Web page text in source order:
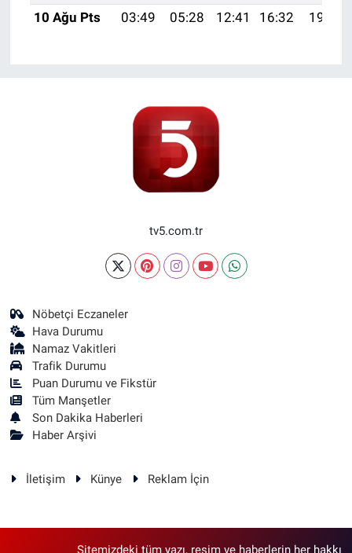
10 Ağu Pts
03:49 05:28 12:41 16:32 19:43
tv5.com.tr
Nöbetçi Eczaneler
Hava Durumu
Namaz Vakitleri
Trafik Durumu
Puan Durumu ve Fikstür
Tüm Manşetler
Son Dakika Haberleri
Haber Arşivi
İletişim Künye Reklam İçin
Sitemizdeki tüm yazı, resim ve haberlerin her hakkı